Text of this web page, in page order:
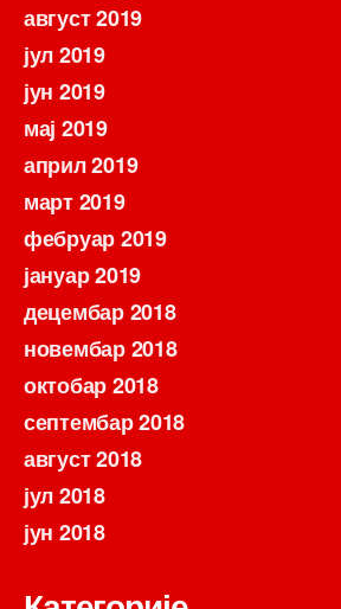
август 2019
јул 2019
јун 2019
мај 2019
април 2019
март 2019
фебруар 2019
јануар 2019
децембар 2018
новембар 2018
октобар 2018
септембар 2018
август 2018
јул 2018
јун 2018